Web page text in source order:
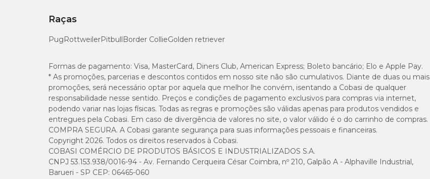
Raças
PugRottweilerPitbullBorder CollieGolden retriever
Formas de pagamento: Visa, MasterCard, Diners Club, American Express; Boleto bancário; Elo e Apple Pay.
* As promoções, parcerias e descontos contidos em nosso site não são cumulativos. Diante de duas ou mais
promoções, será necessário optar por aquela que melhor lhe convém, isentando a Cobasi de qualquer
responsabilidade nesse sentido. Preços e condições de pagamento exclusivos para compras via internet,
podendo variar nas lojas físicas. Todas as regras e promoções são válidas apenas para produtos vendidos e
entregues pela Cobasi. Em caso de divergência de valores no site, o valor válido é o do carrinho de compras.
COMPRA SEGURA. A Cobasi garante segurança para suas informações pessoais e financeiras.
Copyright 2026. Todos os direitos reservados à Cobasi.
COBASI COMÉRCIO DE PRODUTOS BÁSICOS E INDUSTRIALIZADOS S.A.
CNPJ 53.153.938/0016-94 - Av. Fernando Cerqueira César Coimbra, nº 210, Galpão A - Alphaville Industrial,
Barueri - SP CEP: 06465-060